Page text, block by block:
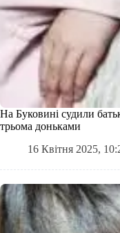
На Буковині судили
трьома доньками
16 Квітня 2025,